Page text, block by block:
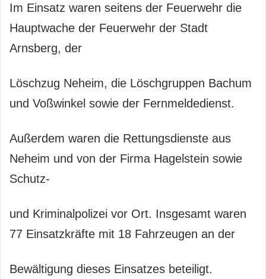
Im Einsatz waren seitens der Feuerwehr die
Hauptwache der Feuerwehr der Stadt
Arnsberg, der
Löschzug Neheim, die Löschgruppen Bachum
und Voßwinkel sowie der Fernmeldedienst.
Außerdem waren die Rettungsdienste aus
Neheim und von der Firma Hagelstein sowie
Schutz-
und Kriminalpolizei vor Ort. Insgesamt waren
77 Einsatzkräfte mit 18 Fahrzeugen an der
Bewältigung dieses Einsatzes beteiligt.